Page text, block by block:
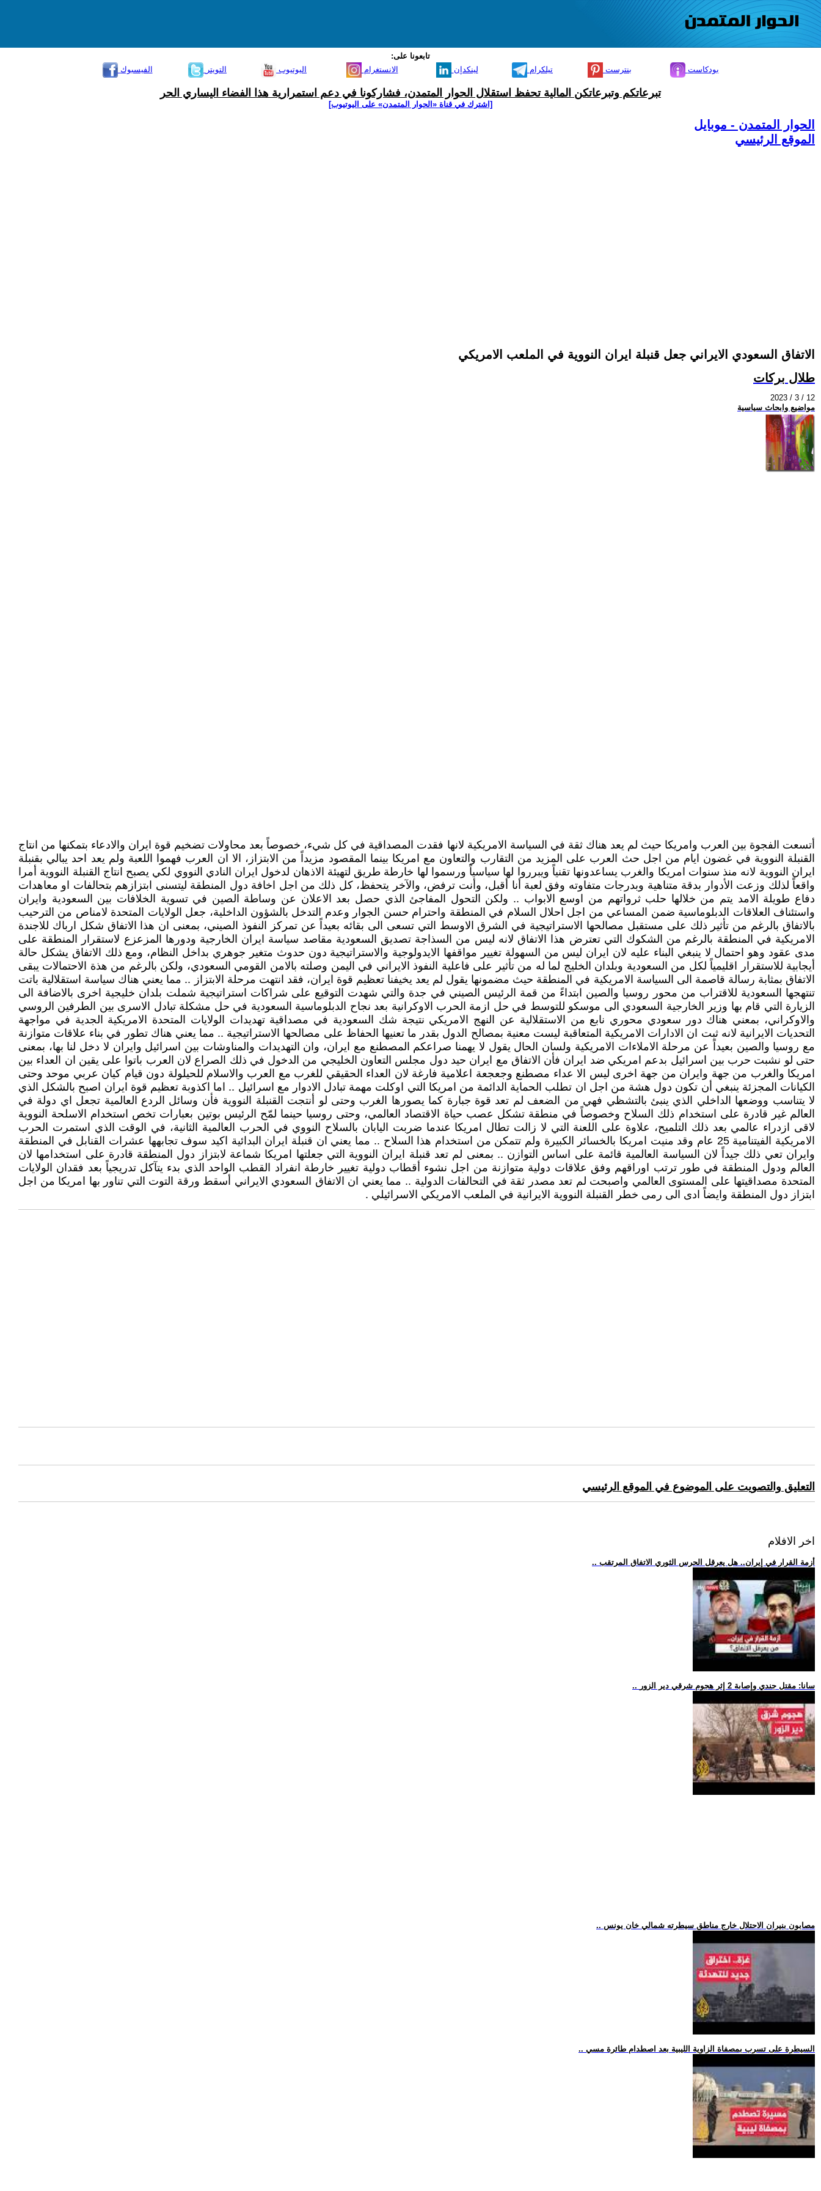
تابعونا على:
الفيسبوك
التويتر اليوتيوب الانستغرام لينكدإن تيلكرام بنترست بودكاست
تبرعاتكم وتبرعاتكن المالية تحفظ استقلال الحوار المتمدن، فشاركونا في دعم استمرارية هذا الفضاء اليساري الحر
[اشترك في قناة ‫«الحوار المتمدن» على اليوتيوب]
الحوار المتمدن - موبايل
الموقع الرئيسي
الاتفاق السعودي الايراني جعل قنبلة ايران النووية في الملعب الامريكي
طلال بركات
2023 / 3 / 12
مواضيع وابحاث سياسية
أتسعت الفجوة بين العرب وامريكا حيث لم يعد هناك ثقة في السياسة الامريكية لانها فقدت المصداقية في كل شيء، خصوصاً بعد محاولات تضخيم قوة ايران والادعاء بتمكنها من انتاج
القنبلة النووية في غضون ايام من اجل حث العرب على المزيد من التقارب والتعاون مع امريكا بينما المقصود مزيداً من الابتزاز، الا ان العرب فهموا اللعبة ولم يعد احد يبالي بقنبلة
ايران النووية لانه منذ سنوات امريكا والغرب يساعدونها تقنياً ويبرروا لها سياسياً ورسموا لها خارطة طريق لتهيئة الاذهان لدخول ايران النادي النووي لكي يصبح انتاج القنبلة النووية أمرا
واقعاً لذلك وزعت الأدوار بدقة متناهية وبدرجات متفاوته وفق لعبة أنا أقبل، وأنت ترفض، والآخر يتحفظ، كل ذلك من اجل اخافة دول المنطقة ليتسنى ابتزازهم بتحالفات او معاهدات
دفاع طويلة الامد يتم من خلالها حلب ثرواتهم من اوسع الابواب .. ولكن التحول المفاجئ الذي حصل بعد الاعلان عن وساطة الصين في تسوية الخلافات بين السعودية وايران
واستئناف العلاقات الدبلوماسية ضمن المساعي من اجل احلال السلام في المنطقة واحترام حسن الجوار وعدم التدخل بالشؤون الداخلية، جعل الولايات المتحدة لامناص من الترحيب
بالاتفاق بالرغم من تأثير ذلك على مستقبل مصالحها الاستراتيجية في الشرق الاوسط التي تسعى الى بقائه بعيداً عن تمركز النفوذ الصيني، بمعنى ان هذا الاتفاق شكل ارباك للاجندة
الامريكية في المنطقة بالرغم من الشكوك التي تعترض هذا الاتفاق لانه ليس من السذاجة تصديق السعودية مقاصد سياسة ايران الخارجية ودورها المزعزع لاستقرار المنطقة على
مدى عقود وهو احتمال لا ينبغي البناء عليه لان ايران ليس من السهولة تغيير مواقفها الايدولوجية والاستراتيجية دون حدوث متغير جوهري بداخل النظام، ومع ذلك الاتفاق يشكل حالة
أيجابية للاستقرار اقليمياً لكل من السعودية وبلدان الخليج لما له من تأثير على فاعلية النفوذ الايراني في اليمن وصلته بالامن القومي السعودي، ولكن بالرغم من هذة الاحتمالات يبقى
الاتفاق بمثابة رسالة قاصمة الى السياسة الامريكية في المنطقة حيث مضمونها يقول لم يعد يخيفنا تعظيم قوة ايران، فقد انتهت مرحلة الابتزاز .. مما يعني هناك سياسة استقلالية باتت
تنتهجها السعودية للاقتراب من محور روسيا والصين ابتداءً من قمة الرئيس الصيني في جدة والتي شهدت التوقيع على شراكات استراتيجية شملت بلدان خليجية اخرى بالاضافة الى
الزيارة التي قام بها وزير الخارجية السعودي الى موسكو للتوسط في حل ازمة الحرب الاوكرانية بعد نجاح الدبلوماسية السعودية في حل مشكلة تبادل الاسرى بين الطرفين الروسي
والاوكراني، بمعني هناك دور سعودي محوري نابع من الاستقلالية عن النهج الامريكي نتيجة شك السعودية في مصداقية تهديدات الولايات المتحدة الامريكية الجدية في مواجهة
التحديات الايرانية لانه ثبت ان الادارات الامريكية المتعاقبة ليست معنية بمصالح الدول بقدر ما تعنيها الحفاظ على مصالحها الاستراتيجية .. مما يعني هناك تطور في بناء علاقات متوازنة
مع روسيا والصين بعيداً عن مرحلة الاملاءات الامريكية ولسان الحال يقول لا يهمنا صراعكم المصطنع مع ايران، وان التهديدات والمناوشات بين اسرائيل وايران لا دخل لنا بها، بمعنى
حتى لو نشبت حرب بين اسرائيل بدعم امريكي ضد ايران فأن الاتفاق مع ايران حيد دول مجلس التعاون الخليجي من الدخول في ذلك الصراع لان العرب باتوا على يقين ان العداء بين
امريكا والغرب من جهة وايران من جهة اخرى ليس الا عداء مصطنع وجعجعة اعلامية فارغة لان العداء الحقيقي للغرب مع العرب والاسلام للحيلولة دون قيام كيان عربي موحد وحتى
الكيانات المجزئة ينبغي أن تكون دول هشة من اجل ان تطلب الحماية الدائمة من امريكا التي اوكلت مهمة تبادل الادوار مع اسرائيل .. اما اكذوبة تعظيم قوة ايران اصبح بالشكل الذي
لا يتناسب ووضعها الداخلي الذي ينبئ بالتشظي فهي من الضعف لم تعد قوة جبارة كما يصورها الغرب وحتى لو أنتجت القنبلة النووية فأن وسائل الردع العالمية تجعل اي دولة في
العالم غير قادرة على استخدام ذلك السلاح وخصوصاً في منطقة تشكل عصب حياة الاقتصاد العالمي، وحتى روسيا حينما لمّح الرئيس بوتين بعبارات تخص استخدام الاسلحة النووية
لاقى ازدراء عالمي بعد ذلك التلميح، علاوة على اللعنة التي لا زالت تطال امريكا عندما ضربت اليابان بالسلاح النووي في الحرب العالمية الثانية، في الوقت الذي استمرت الحرب
الامريكية الفيتنامية 25 عام وقد منيت امريكا بالخسائر الكبيرة ولم تتمكن من استخدام هذا السلاح .. مما يعني ان قنبلة ايران البدائية اكيد سوف تجابهها عشرات القنابل في المنطقة
وايران تعي ذلك جيداً لان السياسة العالمية قائمة على اساس التوازن .. بمعنى لم تعد قنبلة ايران النووية التي جعلتها امريكا شماعة لابتزاز دول المنطقة قادرة على استخدامها لان
العالم ودول المنطقة في طور ترتب اوراقهم وفق علاقات دولية متوازنة من اجل نشوء أقطاب دولية تغيير خارطة انفراد القطب الواحد الذي بدء يتآكل تدريجياً بعد فقدان الولايات
المتحدة مصداقيتها على المستوى العالمي واصبحت لم تعد مصدر ثقة في التحالفات الدولية .. مما يعني ان الاتفاق السعودي الايراني أسقط ورقة التوت التي تناور بها امريكا من اجل
ابتزاز دول المنطقة وايضاً ادى الى رمى خطر القنبلة النووية الايرانية في الملعب الامريكي الاسرائيلي .
التعليق والتصويت على الموضوع في الموقع الرئيسي
اخر الافلام
.. أزمة القرار في إيران.. هل يعرقل الحرس الثوري الاتفاق المرتقب
.. سانا: مقتل جندي وإصابة 2 إثر هجوم شرقي دير الزور
.. مصابون بنيران الاحتلال خارج مناطق سيطرته شمالي خان يونس
.. السيطرة على تسرب بمصفاة الزاوية الليبية بعد اصطدام طائرة مسي